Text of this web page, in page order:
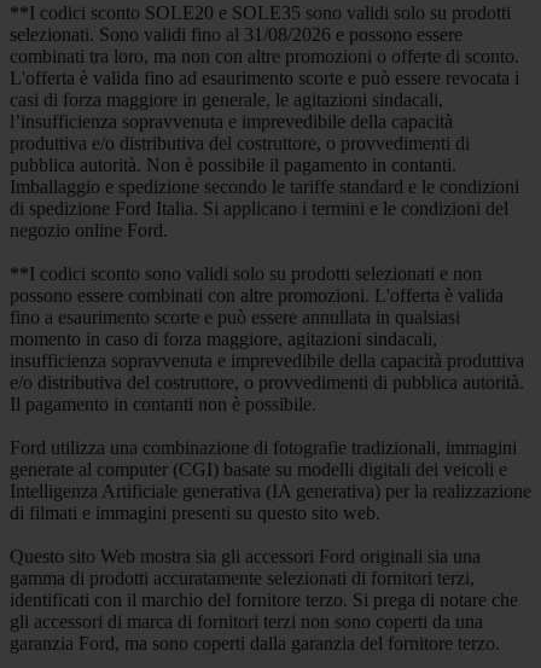
**I codici sconto SOLE20 e SOLE35 sono validi solo su prodotti
selezionati. Sono validi fino al 31/08/2026 e possono essere
combinati tra loro, ma non con altre promozioni o offerte di sconto.
L'offerta è valida fino ad esaurimento scorte e può essere revocata i
casi di forza maggiore in generale, le agitazioni sindacali,
l’insufficienza sopravvenuta e imprevedibile della capacità
produttiva e/o distributiva del costruttore, o provvedimenti di
pubblica autorità. Non è possibile il pagamento in contanti.
Imballaggio e spedizione secondo le tariffe standard e le condizioni
di spedizione Ford Italia. Si applicano i termini e le condizioni del
negozio online Ford.
**I codici sconto sono validi solo su prodotti selezionati e non
possono essere combinati con altre promozioni. L'offerta è valida
fino a esaurimento scorte e può essere annullata in qualsiasi
momento in caso di forza maggiore, agitazioni sindacali,
insufficienza sopravvenuta e imprevedibile della capacità produttiva
e/o distributiva del costruttore, o provvedimenti di pubblica autorità.
Il pagamento in contanti non è possibile.
Ford utilizza una combinazione di fotografie tradizionali, immagini
generate al computer (CGI) basate su modelli digitali dei veicoli e
Intelligenza Artificiale generativa (IA generativa) per la realizzazione
di filmati e immagini presenti su questo sito web.
Questo sito Web mostra sia gli accessori Ford originali sia una
gamma di prodotti accuratamente selezionati di fornitori terzi,
identificati con il marchio del fornitore terzo. Si prega di notare che
gli accessori di marca di fornitori terzi non sono coperti da una
garanzia Ford, ma sono coperti dalla garanzia del fornitore terzo.